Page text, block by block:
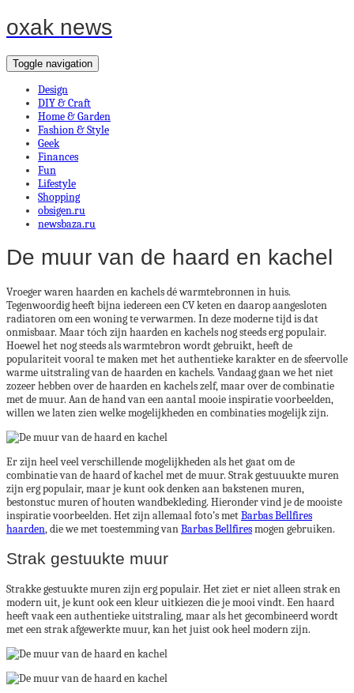
oxak news
Toggle navigation
Design
DIY & Craft
Home & Garden
Fashion & Style
Geek
Finances
Fun
Lifestyle
Shopping
obsigen.ru
newsbaza.ru
De muur van de haard en kachel
Vroeger waren haarden en kachels dé warmtebronnen in huis.
Tegenwoordig heeft bijna iedereen een CV keten en daarop aangesloten
radiatoren om een woning te verwarmen. In deze moderne tijd is dat
onmisbaar. Maar tóch zijn haarden en kachels nog steeds erg populair.
Hoewel het nog steeds als warmtebron wordt gebruikt, heeft de
populariteit vooral te maken met het authentieke karakter en de sfeervolle
warme uitstraling van de haarden en kachels. Vandaag gaan we het niet
zozeer hebben over de haarden en kachels zelf, maar over de combinatie
met de muur. Aan de hand van een aantal mooie inspiratie voorbeelden,
willen we laten zien welke mogelijkheden en combinaties mogelijk zijn.
Er zijn heel veel verschillende mogelijkheden als het gaat om de
combinatie van de haard of kachel met de muur. Strak gestuuukte muren
zijn erg populair, maar je kunt ook denken aan bakstenen muren,
bestonstuc muren of houten wandbekleding. Hieronder vind je de mooiste
inspiratie voorbeelden. Het zijn allemaal foto’s metBarbas Bellfires
haarden, die we met toestemming vanBarbas Bellfiresmogen gebruiken.
Strak gestuukte muur
Strakke gestuukte muren zijn erg populair. Het ziet er niet alleen strak en
modern uit, je kunt ook een kleur uitkiezen die je mooi vindt. Een haard
heeft vaak een authentieke uitstraling, maar als het gecombineerd wordt
met een strak afgewerkte muur, kan het juist ook heel modern zijn.